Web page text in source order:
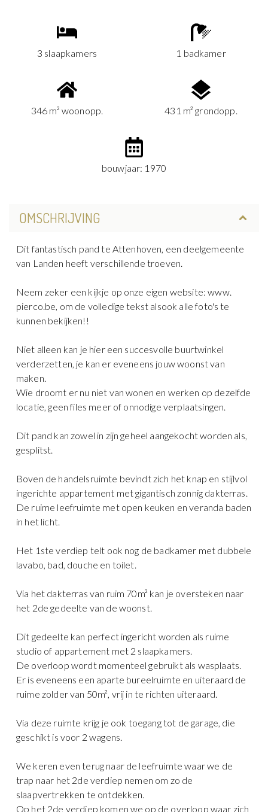
3 slaapkamers 1 badkamer
346 m² woonopp. 431 m² grondopp.
bouwjaar: 1970
OMSCHRIJVING
Dit fantastisch pand te Attenhoven, een deelgemeente
van Landen heeft verschillende troeven.
Neem zeker een kijkje op onze eigen website: www.
pierco.be, om de volledige tekst alsook alle foto's te
kunnen bekijken!!
Niet alleen kan je hier een succesvolle buurtwinkel
verderzetten, je kan er eveneens jouw woonst van
maken.
Wie droomt er nu niet van wonen en werken op dezelfde
locatie, geen files meer of onnodige verplaatsingen.
Dit pand kan zowel in zijn geheel aangekocht worden als,
gesplitst.
Boven de handelsruimte bevindt zich het knap en stijlvol
ingerichte appartement met gigantisch zonnig dakterras.
De ruime leefruimte met open keuken en veranda baden
in het licht.
Het 1ste verdiep telt ook nog de badkamer met dubbele
lavabo, bad, douche en toilet.
Via het dakterras van ruim 70m² kan je oversteken naar
het 2de gedeelte van de woonst.
Dit gedeelte kan perfect ingericht worden als ruime
studio of appartement met 2 slaapkamers.
De overloop wordt momenteel gebruikt als wasplaats.
Er is eveneens een aparte bureelruimte en uiteraard de
ruime zolder van 50m², vrij in te richten uiteraard.
Via deze ruimte krijg je ook toegang tot de garage, die
geschikt is voor 2 wagens.
We keren even terug naar de leefruimte waar we de
trap naar het 2de verdiep nemen om zo de
slaapvertrekken te ontdekken.
Op het 2de verdiep komen we op de overloop waar zich